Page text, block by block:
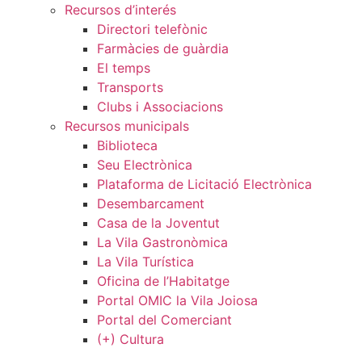
Recursos d’interés
Directori telefònic
Farmàcies de guàrdia
El temps
Transports
Clubs i Associacions
Recursos municipals
Biblioteca
Seu Electrònica
Plataforma de Licitació Electrònica
Desembarcament
Casa de la Joventut
La Vila Gastronòmica
La Vila Turística
Oficina de l’Habitatge
Portal OMIC la Vila Joiosa
Portal del Comerciant
(+) Cultura